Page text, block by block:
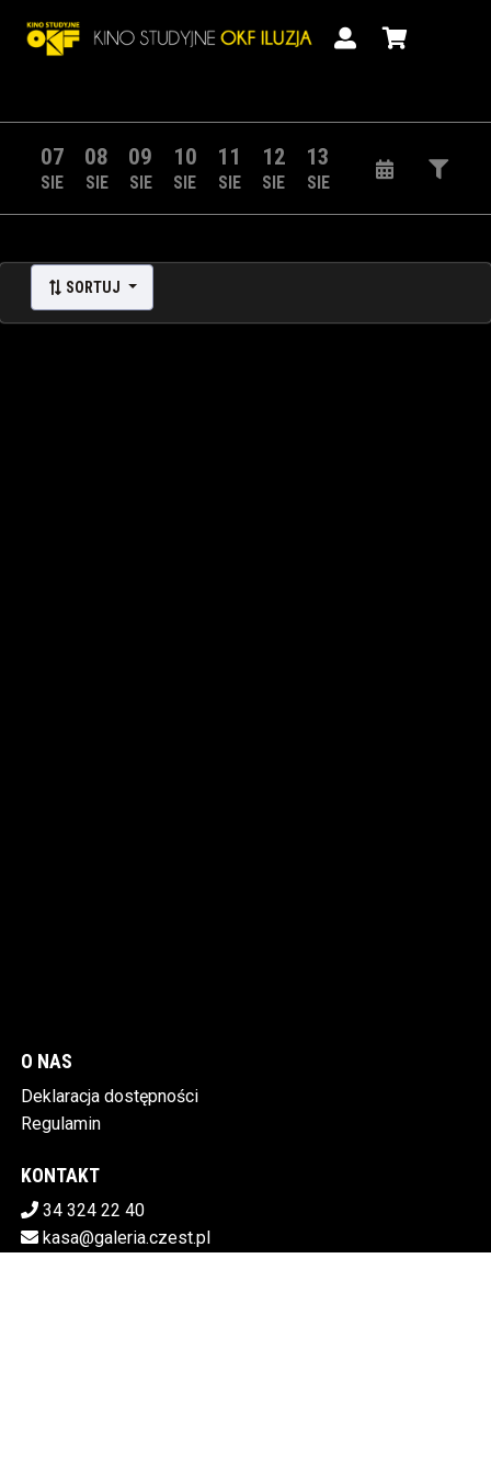
07
SIE
08
SIE
09
SIE
10
SIE
11
SIE
12
SIE
13
SIE
SORTUJ
O NAS
Deklaracja dostępności
Regulamin
KONTAKT
34 324 22 40
kasa@galeria.czest.pl